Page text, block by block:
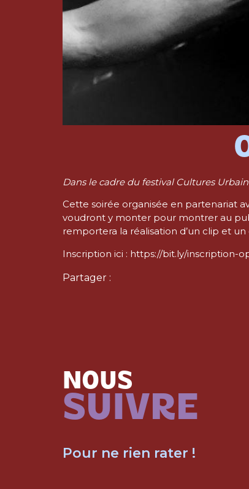
Dans le cadre du festival Cultures
Cette soirée organisée en partenariat
voudront y monter pour montrer au
remportera la réalisation d’un clip et
Inscription ici : https://bit.ly/inscription-
Partager :
NOUS
SUIVRE
Pour ne rien rater !